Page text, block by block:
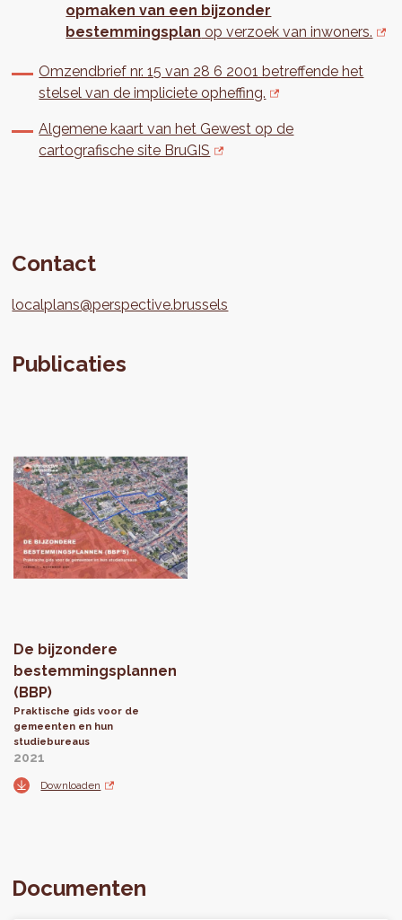
opmaken van een bijzonder
bestemmingsplan op verzoek van inwoners.
Omzendbrief nr. 15 van 28 6 2001 betreffende het
stelsel van de impliciete opheffing.
Algemene kaart van het Gewest op de
cartografische site BruGIS
Contact
localplans@perspective.brussels
Publicaties
De bijzondere
bestemmingsplannen
(BBP)
Praktische gids voor de
gemeenten en hun
studiebureaus
2021
Downloaden
Documenten